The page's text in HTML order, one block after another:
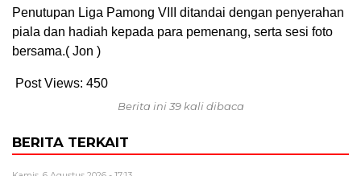
Penutupan Liga Pamong VIII ditandai dengan penyerahan
piala dan hadiah kepada para pemenang, serta sesi foto
bersama.( Jon )
Post Views: 450
Berita ini 39 kali dibaca
BERITA TERKAIT